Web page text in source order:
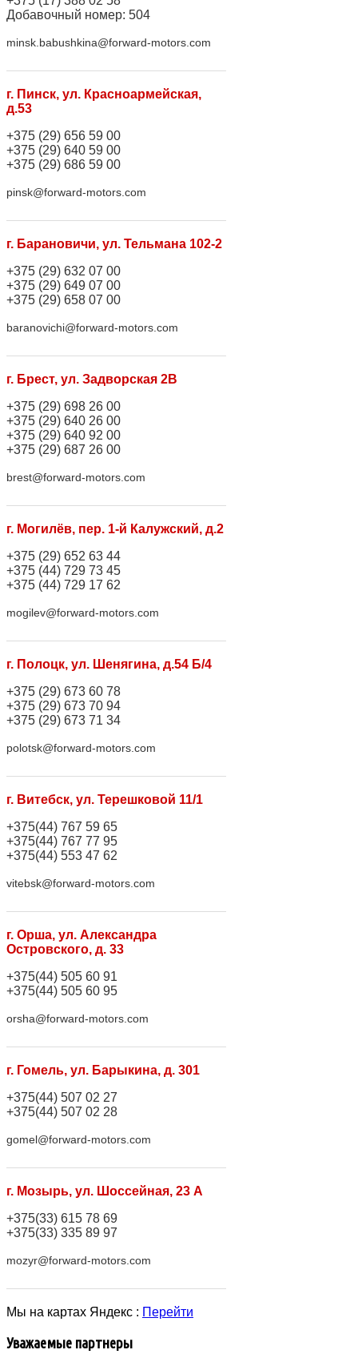
Добавочный номер: 504
minsk.babushkina@forward-motors.com
г. Пинск, ул. Красноармейская,
д.53
+375 (29) 656 59 00
+375 (29) 640 59 00
+375 (29) 686 59 00
pinsk@forward-motors.com
г. Барановичи, ул. Тельмана 102-2
+375 (29) 632 07 00
+375 (29) 649 07 00
+375 (29) 658 07 00
baranovichi@forward-motors.com
г. Брест, ул. Задворская 2В
+375 (29) 698 26 00
+375 (29) 640 26 00
+375 (29) 640 92 00
+375 (29) 687 26 00
brest@forward-motors.com
г. Могилёв, пер. 1-й Калужский, д.2
+375 (29) 652 63 44
+375 (44) 729 73 45
+375 (44) 729 17 62
mogilev@forward-motors.com
г. Полоцк, ул. Шенягина, д.54 Б/4
+375 (29) 673 60 78
+375 (29) 673 70 94
+375 (29) 673 71 34
polotsk@forward-motors.com
г. Витебск, ул. Терешковой 11/1
+375(44) 767 59 65
+375(44) 767 77 95
+375(44) 553 47 62
vitebsk@forward-motors.com
г. Орша, ул. Александра
Островского, д. 33
+375(44) 505 60 91
+375(44) 505 60 95
orsha@forward-motors.com
г. Гомель, ул. Барыкина, д. 301
+375(44) 507 02 27
+375(44) 507 02 28
gomel@forward-motors.com
г. Мозырь, ул. Шоссейная, 23 А
+375(33) 615 78 69
+375(33) 335 89 97
mozyr@forward-motors.com
Мы на картах Яндекс : Перейти
Уважаемые партнеры